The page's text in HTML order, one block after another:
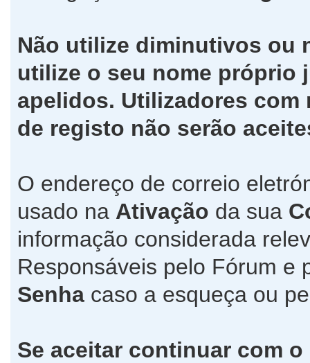
Não utilize diminutivos ou
utilize o seu nome próprio
apelidos. Utilizadores
de registo não serão
O endereço de correio
usado na Ativação da sua
informação considerada
Responsáveis pelo Fórum e
Senha caso a esqueça ou
Se aceitar continuar com